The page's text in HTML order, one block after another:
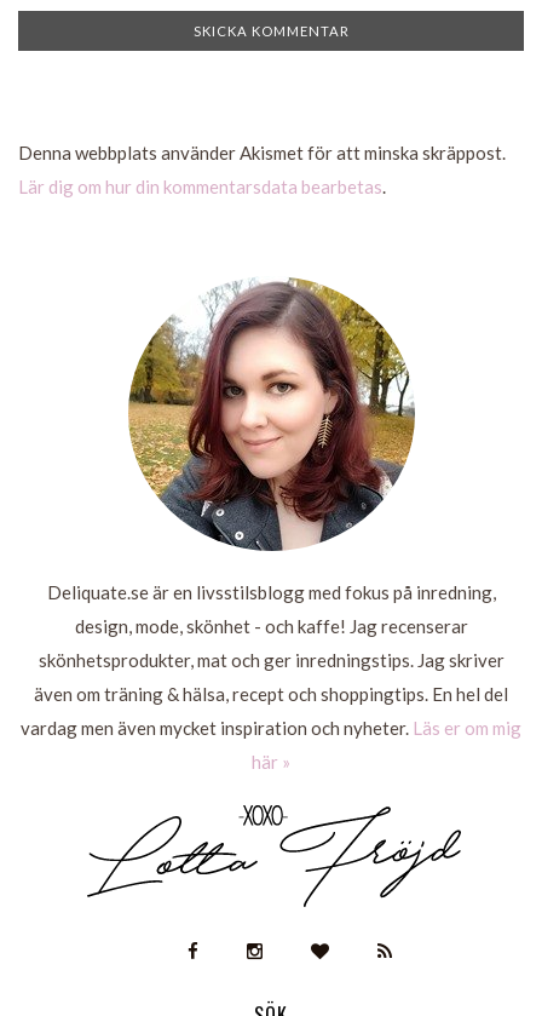
Denna webbplats använder Akismet för att minska skräppost.
Lär dig om hur din kommentarsdata bearbetas.
Deliquate.se är en livsstilsblogg med fokus på inredning,
design, mode, skönhet - och kaffe! Jag recenserar
skönhetsprodukter, mat och ger inredningstips. Jag skriver
även om träning & hälsa, recept och shoppingtips. En hel del
vardag men även mycket inspiration och nyheter. Läs er om mig
här »